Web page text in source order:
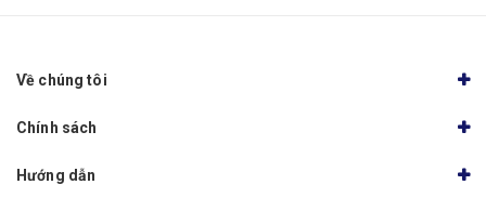
Về chúng tôi
Chính sách
Hướng dẫn